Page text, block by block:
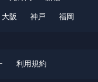
大阪 神戸 福岡
利用規約